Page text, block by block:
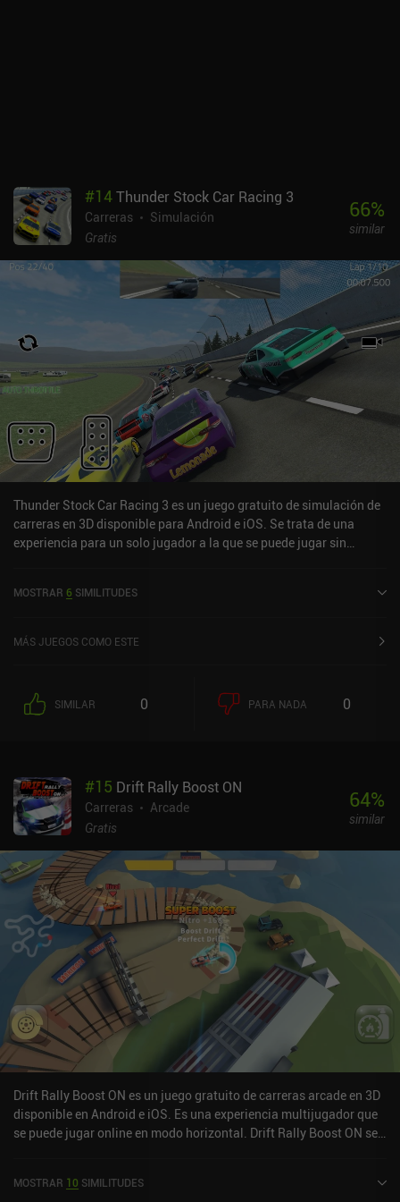
un mando con el que jugar.
#14Thunder Stock Car Racing 3
Carreras
Simulación
Gratis
66%
similar
Thunder Stock Car Racing 3 es un juego gratuito de simulación de
carreras en 3D disponible para Android e iOS. Se trata de una
experiencia para un solo jugador a la que se puede jugar sin
5,0 en Google Play y de 3,9 sobre 5,0 en la App Store de iOS.
MOSTRAR 6 SIMILITUDES
MÁS JUEGOS COMO ESTE
SIMILAR 0 PARA NADA 0
#15 Drift Rally Boost ON
Carreras
Arcade
Gratis
64%
similar
Drift Rally Boost ON es un juego gratuito de carreras arcade en 3D
disponible en Android e iOS. Es una experiencia multijugador que
se puede jugar online en modo horizontal. Drift Rally Boost ON se
MOSTRAR 10 SIMILITUDES